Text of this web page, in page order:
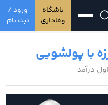
باشگاه
وفاداری
ورود /
ثبت نام
با پولشویی
درآمد